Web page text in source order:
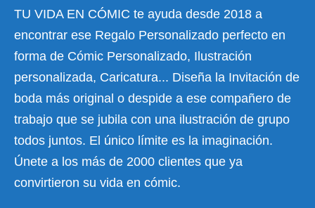
TU VIDA EN CÓMIC te ayuda desde 2018 a
encontrar ese Regalo Personalizado perfecto en
forma de Cómic Personalizado, Ilustración
personalizada, Caricatura... Diseña la Invitación de
boda más original o despide a ese compañero de
trabajo que se jubila con una ilustración de grupo
todos juntos. El único límite es la imaginación.
Únete a los más de 2000 clientes que ya
convirtieron su vida en cómic.